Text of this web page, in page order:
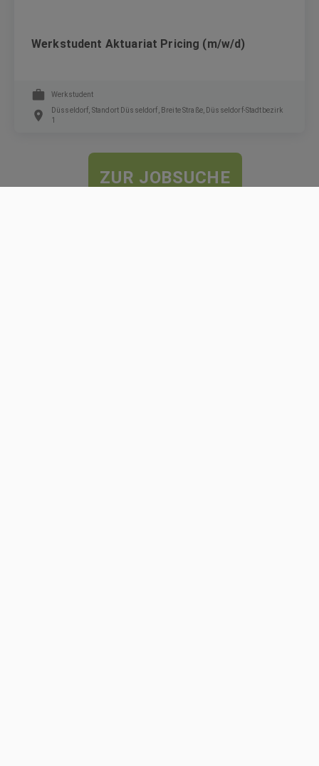
Werkstudent Aktuariat Pricing (m/w/d)
Werkstudent
Düsseldorf, Standort Düsseldorf, Breite Straße, Düsseldorf-Stadtbezirk
1
ZUR JOBSUCHE